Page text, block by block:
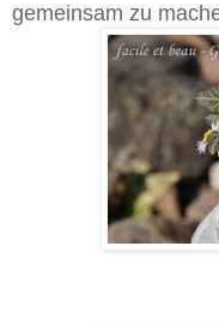
gemeinsam zu